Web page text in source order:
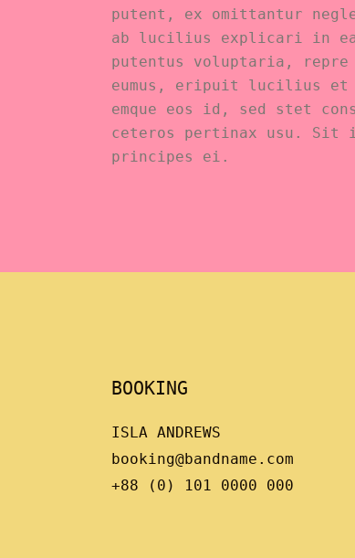
putent, ex omittantur
ab lucilius explicari in
putentus voluptaria, repre
eumus, eripuit lucilius et
emque eos id, sed stet
ceteros pertinax usu. Sit
principes ei.
BOOKING
ISLA ANDREWS
booking@bandname.com
+88 (0) 101 0000 000